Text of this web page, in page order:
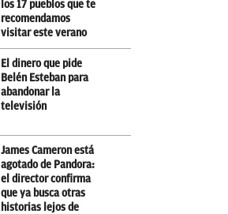
los 17 pueblos que te
recomendamos
visitar este verano
El dinero que pide
Belén Esteban para
abandonar la
televisión
James Cameron está
agotado de Pandora:
el director confirma
que ya busca otras
historias lejos de